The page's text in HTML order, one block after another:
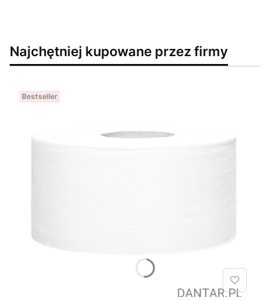
Najchętniej kupowane przez firmy
Bestseller